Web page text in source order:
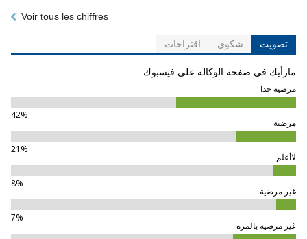
Voir tous les chiffres
تصويت شكوى اقتراحات
مارأيك في صفحة الوكالة على فيسبوك
مرضية جدا
42%
مرضية
21%
لاأعلم
8%
غير مرضية
7%
غير مرضية بالمرة